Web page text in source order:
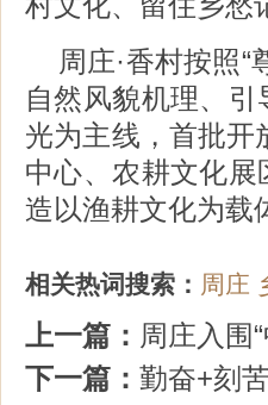
周庄·香村按照
自然风貌机理、
光为主线，首批开
中心、农耕文化
造以渔耕文化为载
相关热词搜索： 周庄
上一篇： 周庄入围
下一篇： 勤奋+刻